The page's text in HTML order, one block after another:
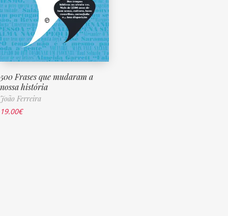
500 Frases que mudaram a
nossa história
João Ferreira
19.00€